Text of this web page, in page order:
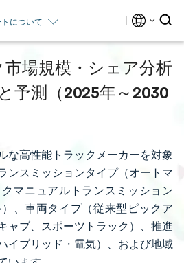
について
場規模・シェア分析
予測（2025年～2030
な高性能トラックメーカーを対象
ンスミッションタイプ（オートマ
マニュアルトランスミッション
）、車両タイプ（従来型ピックア
ャブ、スポーツトラック）、推進
イブリッド・電気）、および地域